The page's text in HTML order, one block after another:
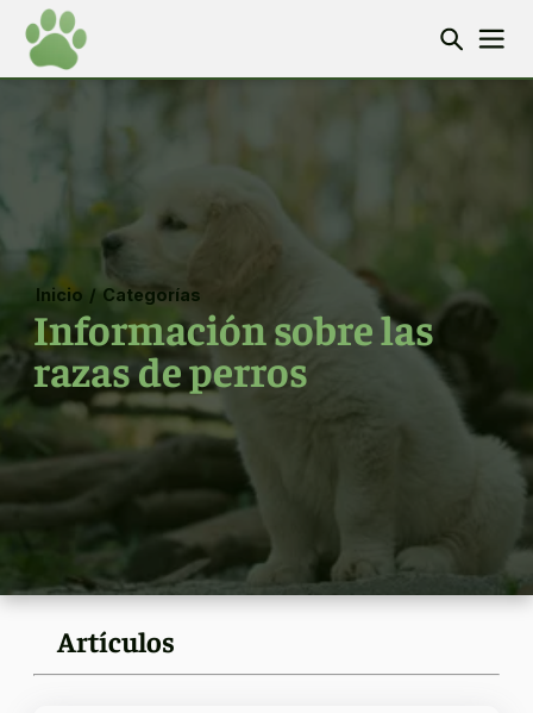
Inicio / Categorías
Información sobre las
razas de perros
Artículos